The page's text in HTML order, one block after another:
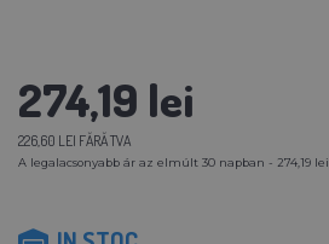
274,19 lei
226,60 LEI FĂRĂ TVA
A legalacsonyabb ár az elmúlt 30 napban - 274,19 lei